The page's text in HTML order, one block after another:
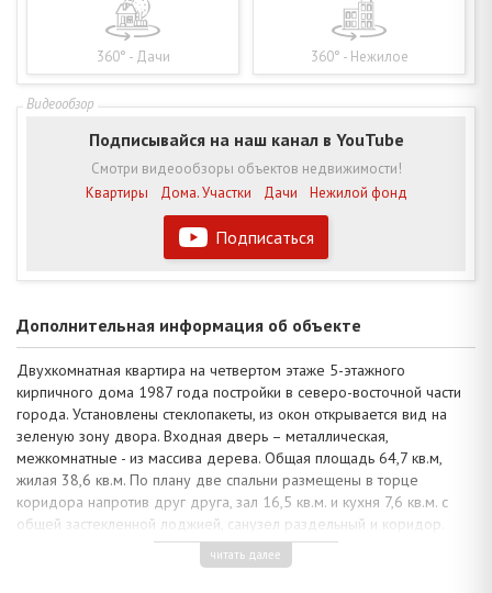
360° - Дачи 360° - Нежилое
Подписаться
Подписывайся на наш канал в YouTube
Смотри видеообзоры объектов недвижимости!
Квартиры
Дома. Участки Дачи Нежилой фонд
Дополнительная информация об объекте
Двухкомнатная квартира на четвертом этаже 5-этажного
кирпичного дома 1987 года постройки в северо-восточной части
города. Установлены стеклопакеты, из окон открывается вид на
зеленую зону двора. Входная дверь – металлическая,
межкомнатные - из массива дерева. Общая площадь 64,7 кв.м,
жилая 38,6 кв.м. По плану две спальни размещены в торце
коридора напротив друг друга, зал 16,5 кв.м. и кухня 7,6 кв.м. с
общей застекленной лоджией, санузел раздельный и коридор.
Имеется подвальное помещение.читать далее